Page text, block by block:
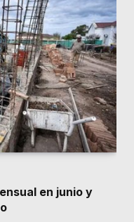
en junio y